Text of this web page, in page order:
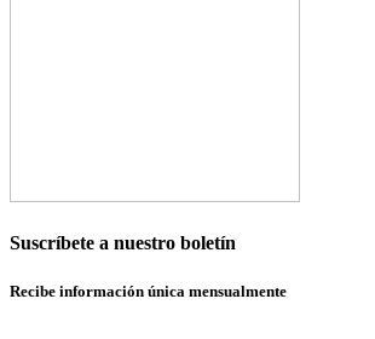
Suscríbete a nuestro boletín
Recibe información única mensualmente